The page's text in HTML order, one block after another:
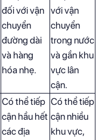
đối với vận
chuyển
đường dài
và hàng
hóa nhẹ.
với vận
chuyển
trong nước
và gần khu
vực lân
cận.
Có thể tiếp
cận hầu hết
các địa
Có thể tiếp
cận nhiều
khu vực,